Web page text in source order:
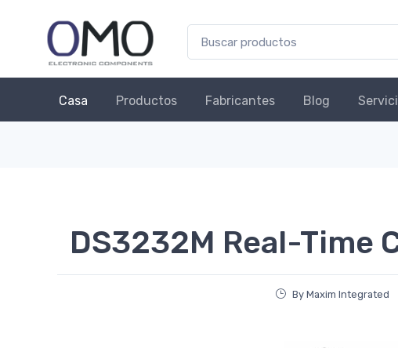
Casa Productos Fabricantes Blog
DS3232M Real-Time
By Maxim Integrated